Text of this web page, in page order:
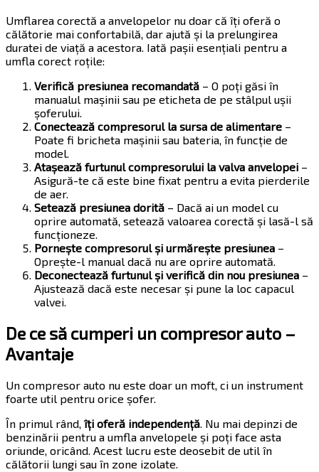
Umflarea corectă a anvelopelor nu doar că îți oferă o
călătorie mai confortabilă, dar ajută și la prelungirea
duratei de viață a acestora. Iată pașii esențiali pentru a
umfla corect roțile:
Verifică presiunea recomandată – O poți găsi în
manualul mașinii sau pe eticheta de pe stâlpul ușii
șoferului.
Conectează compresorul la sursa de alimentare –
Poate fi bricheta mașinii sau bateria, în funcție de
model.
Atașează furtunul compresorului la valva anvelopei –
Asigură-te că este bine fixat pentru a evita pierderile
de aer.
Setează presiunea dorită – Dacă ai un model cu
oprire automată, setează valoarea corectă și lasă-l să
funcționeze.
Pornește compresorul și urmărește presiunea –
Oprește-l manual dacă nu are oprire automată.
Deconectează furtunul și verifică din nou presiunea –
Ajustează dacă este necesar și pune la loc capacul
valvei.
De ce să cumperi un compresor auto –
Avantaje
Un compresor auto nu este doar un moft, ci un instrument
foarte util pentru orice șofer.
În primul rând,îți oferă independență . Nu mai depinzi de
benzinării pentru a umfla anvelopele și poți face asta
oriunde, oricând. Acest lucru este deosebit de util în
călătorii lungi sau în zone izolate.